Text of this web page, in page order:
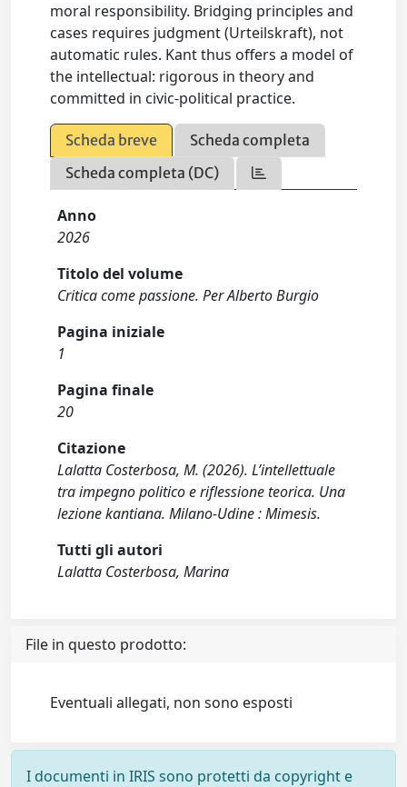
moral responsibility. Bridging principles and
cases requires judgment (Urteilskraft), not
automatic rules. Kant thus offers a model of
the intellectual: rigorous in theory and
committed in civic-political practice.
Scheda breve
Scheda completa
Scheda completa (DC)
Anno
2026
Titolo del volume
Critica come passione. Per Alberto Burgio
Pagina iniziale
1
Pagina finale
20
Citazione
Lalatta Costerbosa, M. (2026). L’intellettuale
tra impegno politico e riflessione teorica. Una
lezione kantiana. Milano-Udine : Mimesis.
Tutti gli autori
Lalatta Costerbosa, Marina
File in questo prodotto:
Eventuali allegati, non sono esposti
I documenti in IRIS sono protetti da copyright e